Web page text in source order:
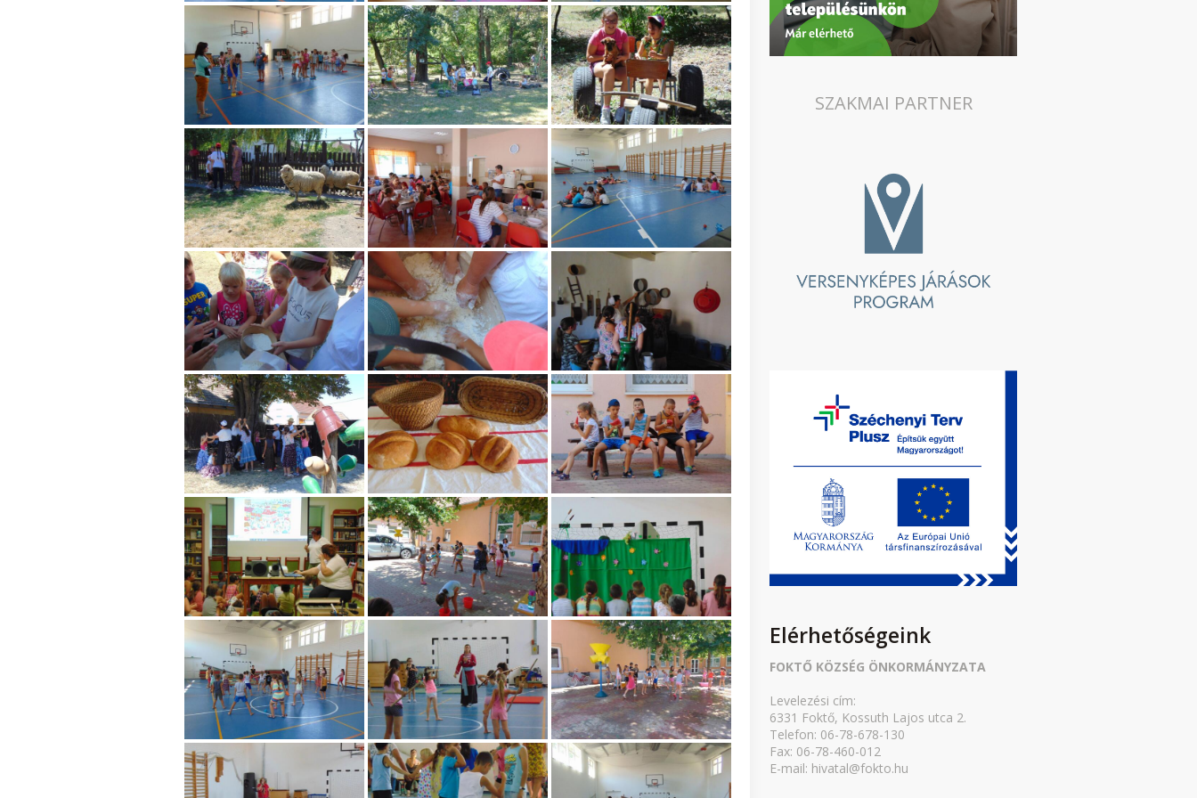
SZAKMAI PARTNER
Elérhetőségeink
FOKTŐ KÖZSÉG ÖNKORMÁNYZATA
Levelezési cím:
6331 Foktő, Kossuth Lajos utca 2.
Telefon: 06-78-678-130
Fax: 06-78-460-012
E-mail: hivatal@fokto.hu